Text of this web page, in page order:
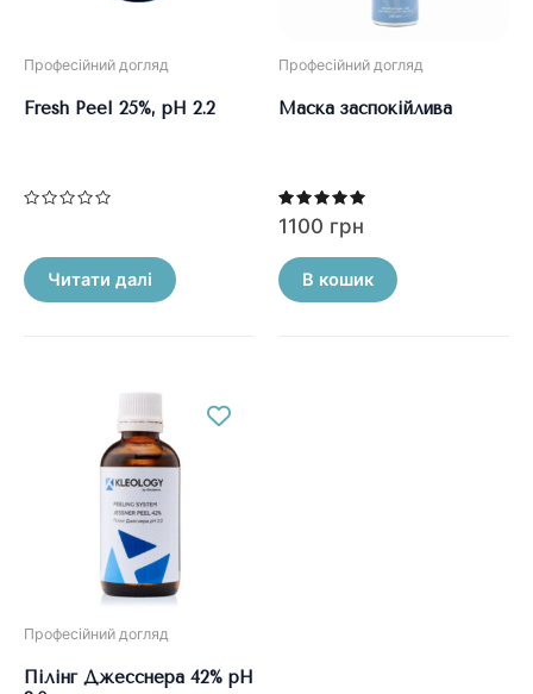
Професійний догляд
Fresh Peel 25%, pH 2.2
з
5
Читати далі
Професійний догляд
Маска заспокійлива
Оцінено в
5.00
1100 грн
В кошик
Професійний догляд
Пілінг Джесснера 42% pH